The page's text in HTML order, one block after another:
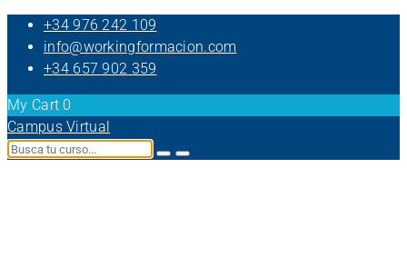
+34 976 242 109
info@workingformacion.com
+34 657 902 359
My Cart 0
Campus Virtual